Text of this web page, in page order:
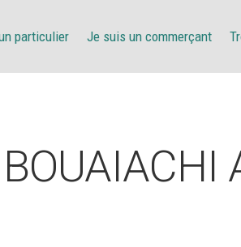
particulier Je suis un commerçant